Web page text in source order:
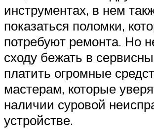
инструментах, в нем
показаться поломки,
потребуют ремонта. Но
сходу бежать в
платить огромные
мастерам, которые
наличии суровой
устройстве.